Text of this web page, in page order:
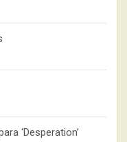
‘Desperation’